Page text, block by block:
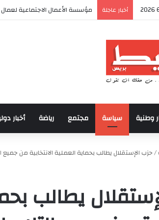
أخبار عاجلة أكادير تحتضن كأس العرش
وطنية سياسة مجتمع رياضة أخبار
/حزب الإستقلال يطالب بحماية العملية الانتخابية من
يطالب